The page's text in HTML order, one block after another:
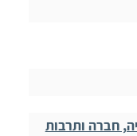
חברה ותרבות